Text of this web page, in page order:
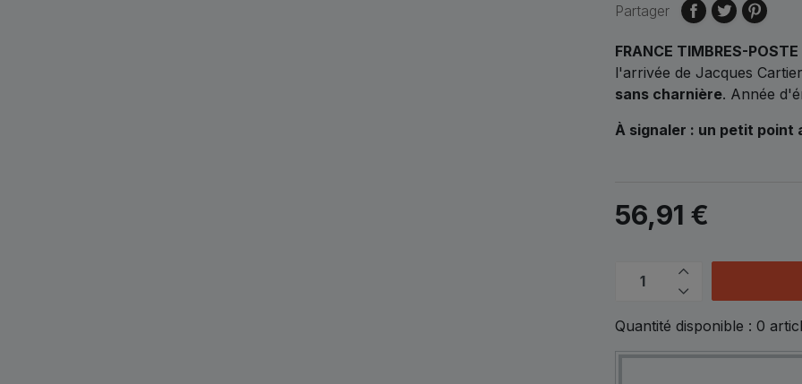
Partager
FRANCE TIMBRES-
l'arrivée de Jacques
sans charnière. Année
À signaler : un petit point
56,91 €
Quantité disponible : 0